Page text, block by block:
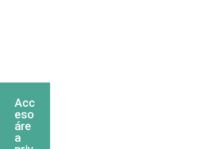
Acc
eso
áre
a